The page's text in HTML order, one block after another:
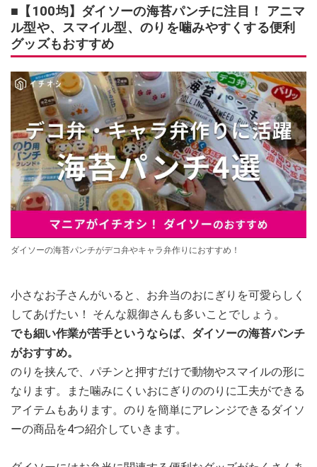
■【100均】ダイソーの海苔パンチに注目！ アニマ
ル型や、スマイル型、のりを噛みやすくする便利
グッズもおすすめ
ダイソーの海苔パンチがデコ弁やキャラ弁作りにおすすめ！
小さなお子さんがいると、お弁当のおにぎりを可愛らしく
してあげたい！ そんな親御さんも多いことでしょう。
でも細い作業が苦手というならば、ダイソーの海苔パンチ
がおすすめ。
のりを挟んで、パチンと押すだけで動物やスマイルの形に
なります。また噛みにくいおにぎりののりに工夫ができる
アイテムもあります。のりを簡単にアレンジできるダイソ
ーの商品を4つ紹介していきます。